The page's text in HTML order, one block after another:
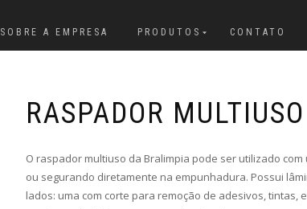
SOBRE A EMPRESA PRODUTOS CONTATO
RASPADOR
O raspador multiuso da Bralimpia pode ser utilizado
ou segurando diretamente na empunhadura. Possui
lados: uma com corte para remoção de adesivos, tintas,